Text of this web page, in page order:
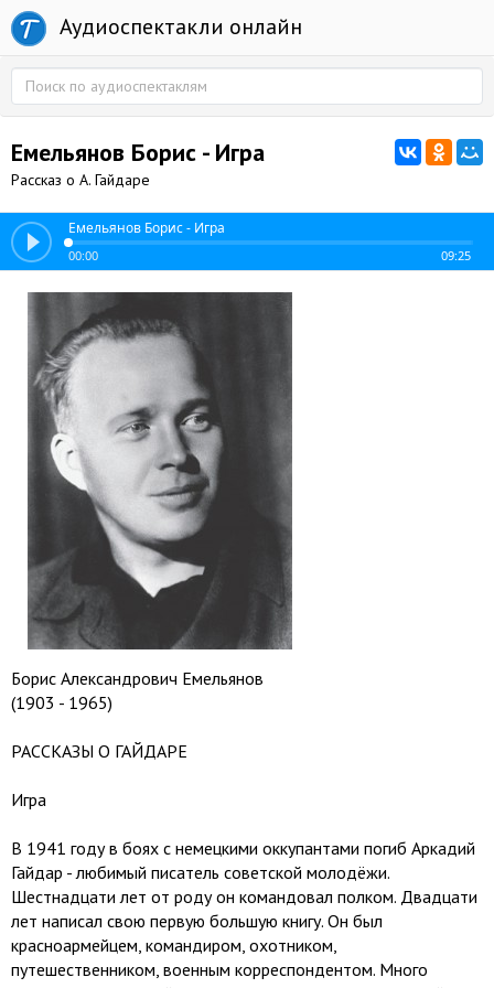
Аудиоспектакли онлайн
Емельянов Борис - Игра
Рассказ о А. Гайдаре
Емельянов Борис - Игра
00:00 09:25
Борис Александрович Емельянов
(1903 - 1965)
РАССКАЗЫ О ГАЙДАРЕ
Игра
В 1941 году в боях с немецкими оккупантами погиб Аркадий
Гайдар - любимый писатель советской молодёжи.
Шестнадцати лет от роду он командовал полком. Двадцати
лет написал свою первую большую книгу. Он был
красноармейцем, командиром, охотником,
путешественником, военным корреспондентом. Много